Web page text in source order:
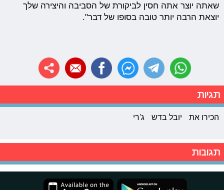
שאתה יוצר אתה חסין לביקורת של הסביבה והיצירה שלך
יוצאת הרבה יותר טובה בסופו של דבר".
תגיות
הכירו את יובל בדש ג'רי
תגובות